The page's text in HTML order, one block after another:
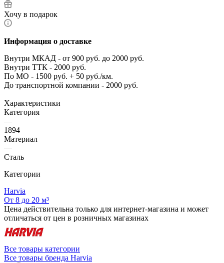
Хочу в подарок
Информация о доставке
Внутри МКАД - от 900 руб. до 2000 руб.
Внутри ТТК - 2000 руб.
По МО - 1500 руб. + 50 руб./км.
До транспортной компании - 2000 руб.
Характеристики
Категория
—
1894
Материал
—
Сталь
Категории
Harvia
От 8 до 20 м³
Цена действительна только для интернет-магазина и может
отличаться от цен в розничных магазинах
Все товары категории
Все товары бренда Harvia